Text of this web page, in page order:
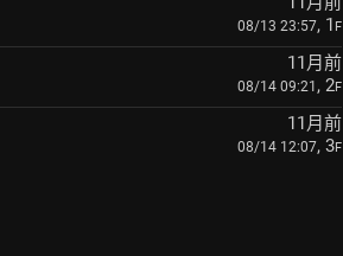
08/13 23:57, 1 F
11月前
08/14 09:21 , 2F
11月前
08/14 12:07, 3F